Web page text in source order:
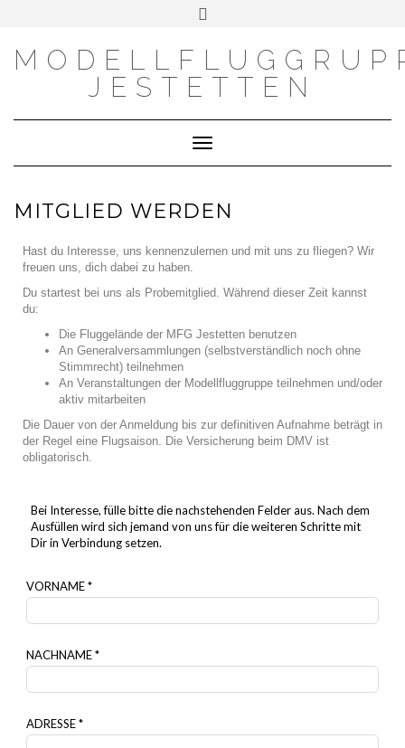
JESTETTEN
Toggle Navigation
MITGLIED WERDEN
Hast du Interesse, uns kennenzulernen und mit uns zu fliegen? Wir
freuen uns, dich dabei zu haben.
Du startest bei uns als Probemitglied. Während dieser Zeit kannst
du:
Die Fluggelände der MFG Jestetten benutzen
An Generalversammlungen (selbstverständlich noch ohne
Stimmrecht) teilnehmen
An Veranstaltungen der Modellfluggruppe teilnehmen und/oder
aktiv mitarbeiten
Die Dauer von der Anmeldung bis zur definitiven Aufnahme beträgt in
der Regel eine Flugsaison. Die Versicherung beim DMV ist
obligatorisch.
Bei Interesse, fülle bitte die nachstehenden Felder aus. Nach dem
Ausfüllen wird sich jemand von uns für die weiteren Schritte mit
Dir in Verbindung setzen.
VORNAME *
NACHNAME *
ADRESSE *